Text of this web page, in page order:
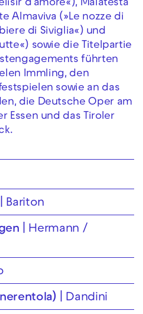
d’amore«), Malatesta
Almaviva (»Le nozze di
di Siviglia«) und
sowie die Titelpartie
führten
Immling, den
sowie an das
die Deutsche Oper am
Essen und das Tiroler
Bariton
Hermann /
Dandini